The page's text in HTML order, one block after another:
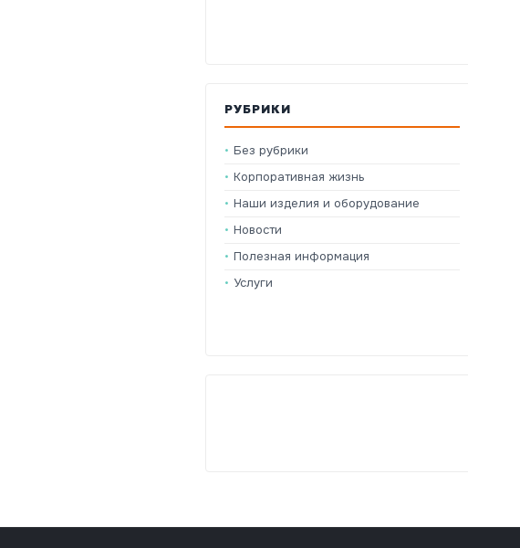
РУБРИКИ
Без рубрики
Корпоративная жизнь
Наши изделия и оборудование
Новости
Полезная информация
Услуги